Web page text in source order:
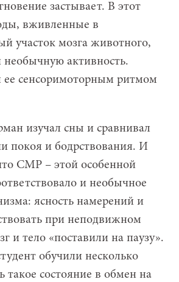
застывает. В этот
вживленные в
участок мозга животного,
необычную активность.
ее сенсоримоторным ритмом
изучал сны и сравнивал
покоя и бодрствования. И
СМР – этой особенной
и необычное
ясность намерений и
при неподвижном
и тело «поставили на паузу».
обучили несколько
такое состояние в обмен на